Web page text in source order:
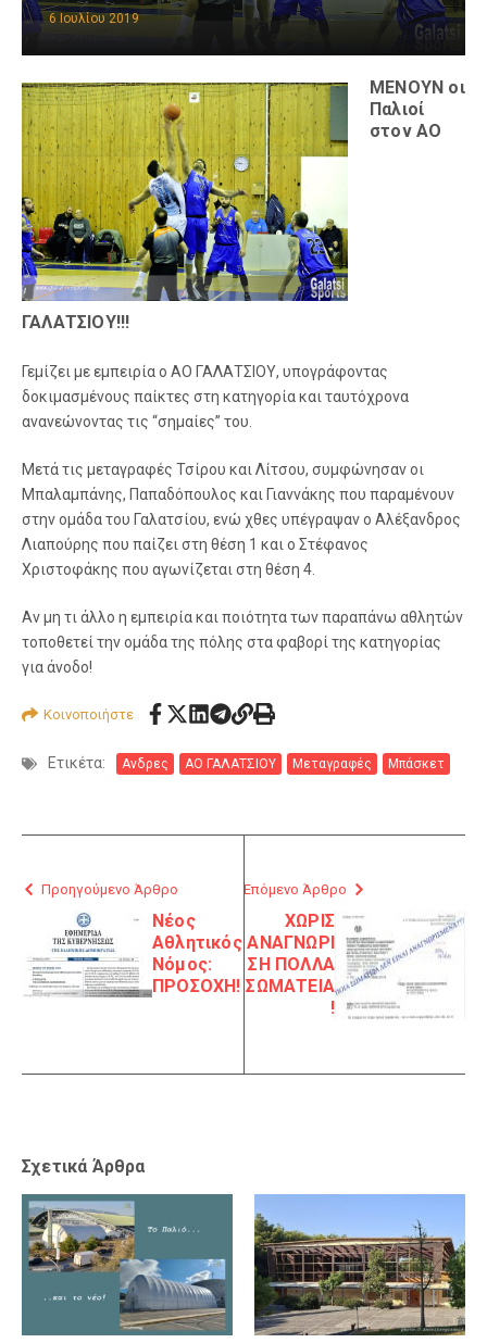
6 Ιουλίου 2019
ΜΕΝΟΥΝ οι
Παλιοί
στον ΑΟ
ΓΑΛΑΤΣΙΟΥ!!!
Γεμίζει με εμπειρία ο ΑΟ ΓΑΛΑΤΣΙΟΥ, υπογράφοντας
δοκιμασμένους παίκτες στη κατηγορία και ταυτόχρονα
ανανεώνοντας τις “σημαίες” του.
Μετά τις μεταγραφές Τσίρου και Λίτσου, συμφώνησαν οι
Μπαλαμπάνης, Παπαδόπουλος και Γιαννάκης που παραμένουν
στην ομάδα του Γαλατσίου, ενώ χθες υπέγραψαν ο Αλέξανδρος
Λιαπούρης που παίζει στη θέση 1 και ο Στέφανος
Χριστοφάκης που αγωνίζεται στη θέση 4.
Αν μη τι άλλο η εμπειρία και ποιότητα των παραπάνω αθλητών
τοποθετεί την ομάδα της πόλης στα φαβορί της κατηγορίας
για άνοδο!
Κοινοποιήστε
Ετικέτα: Ανδρες ΑΟ ΓΑΛΑΤΣΙΟΥ Μεταγραφές Μπάσκετ
Προηγούμενο Άρθρο
Νέος
Αθλητικός
Νόμος:
ΠΡΟΣΟΧΗ!
Επόμενο Άρθρο
ΧΩΡΙΣ
ΑΝΑΓΝΩΡΙ
ΣΗ ΠΟΛΛΑ
ΣΩΜΑΤΕΙΑ
!
Σχετικά Άρθρα